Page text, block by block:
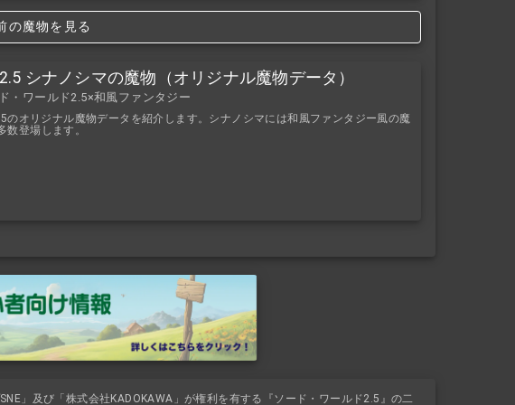
の魔物を見る
シナノシマの魔物（オリジナル魔物データ）
・ワールド2.5×和風ファンタジー
のオリジナル魔物データを紹介します。シナノシマには和風ファンタジー風の魔
数登場します。
」及び「株式会社KADOKAWA」が権利を有する『ソード・ワールド2.5』の二